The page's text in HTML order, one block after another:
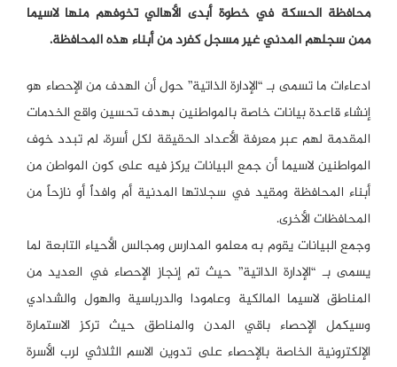
محافظة الحسكة في خطوة أبدى الأهالي تخوفهم منها لاسيما
ممن سجلهم المدني غير مسجل كفرد من أبناء هذه المحافظة.
ادعاءات ما تسمى بـ “الإدارة الذاتية” حول أن الهدف من الإحصاء هو
إنشاء قاعدة بيانات خاصة بالمواطنين بهدف تحسين واقع الخدمات
المقدمة لهم عبر معرفة الأعداد الحقيقة لكل أسرة، لم تبدد خوف
المواطنين لاسيما أن جمع البيانات يركز فيه على كون المواطن من
أبناء المحافظة ومقيد في سجلاتها المدنية أم وافداً أو نازحاً من
المحافظات الأخرى.
وجمع البيانات يقوم به معلمو المدارس ومجالس الأحياء التابعة لما
يسمى بـ “الإدارة الذاتية” حيث تم إنجاز الإحصاء في العديد من
المناطق لاسيما المالكية وعامودا والدرباسية والهول والشدادي
وسيكمل الإحصاء باقي المدن والمناطق حيث تركز الاستمارة
الإلكترونية الخاصة بالإحصاء على تدوين الاسم الثلاثي لرب الأسرة